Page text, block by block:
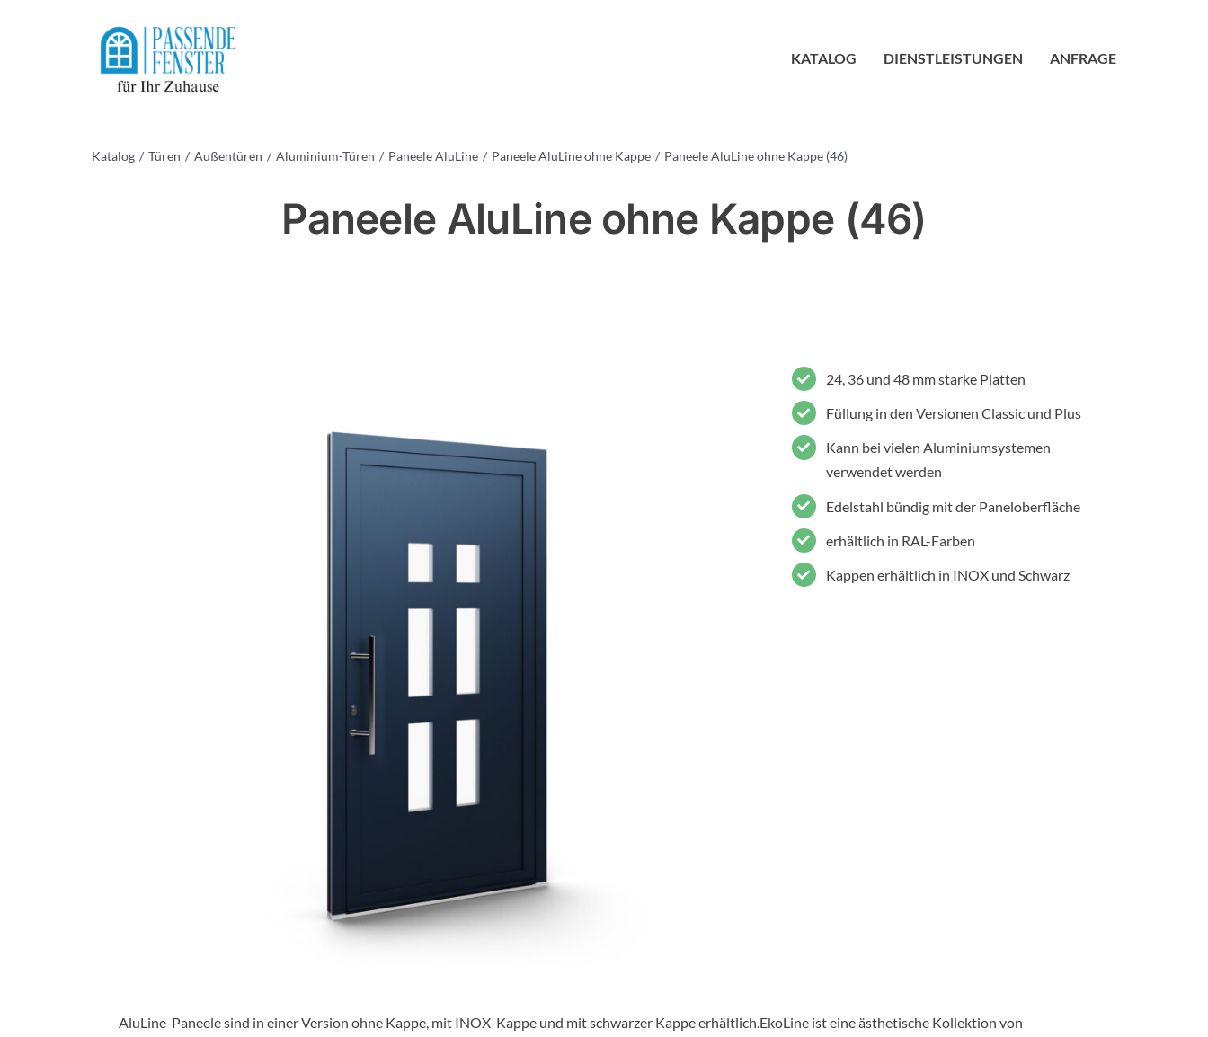
KATALOG DIENSTLEISTUNGEN ANFRAGE
Katalog Türen Außentüren Aluminium-Türen Paneele AluLine Paneele AluLine ohne Kappe Paneele AluLine ohne Kappe (46)
Paneele AluLine ohne Kappe (46)
24, 36 und 48 mm starke Platten
Füllung in den Versionen Classic und Plus
Kann bei vielen Aluminiumsystemen
verwendet werden
Edelstahl bündig mit der Paneloberfläche
erhältlich in RAL-Farben
Kappen erhältlich in INOX und Schwarz
AluLine-Paneele sind in einer Version ohne Kappe, mit INOX-Kappe und mit schwarzer Kappe erhältlich.EkoLine ist eine ästhetische Kollektion von